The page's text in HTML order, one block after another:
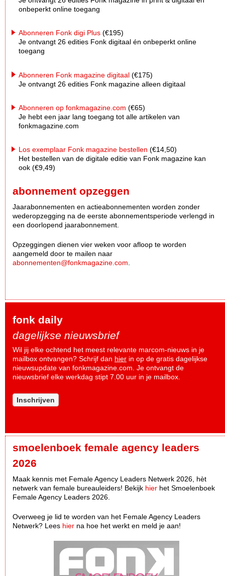
onbeperkt online toegang
Abonneren Fonk digi Plus (€195)
Je ontvangt 26 edities Fonk digitaal én onbeperkt online
toegang
Abonneren Fonk magazine digitaal (€175)
Je ontvangt 26 edities Fonk magazine alleen digitaal
Abonneren op fonkmagazine.com (€65)
Je hebt een jaar lang toegang tot alle artikelen van
fonkmagazine.com
Los exemplaar Fonk magazine bestellen (€14,50)
Het bestellen van de digitale editie van Fonk magazine kan
ook (€9,49)
abonnement opzeggen
Jaarabonnementen en actieabonnementen worden zonder
wederopzegging na de eerste abonnementsperiode verlengd in
een doorlopend jaarabonnement.
Opzeggingen dienen vier weken voor afloop te worden
aangemeld door te mailen naar
abonnementen@fonkmagazine.com
fonk daily
dagelijkse nieuwsbrief
Wil jij elke ochtend het meest relevante marcom-nieuws in je
mailbox ontvangen? Schrijf dan hier in op de gratis dagelijkse
nieuwsupdate van fonkmagazine.com. Je ontvangt de
nieuwsbrief elke werkdag stipt 7.00 uur in je mailbox.
Inschrijven
smoelenboek female agency leaders
2026
Maak kennis met Female Agency Leaders Netwerk 2026, hèt
netwerk van female bureauleiders! Bekijk hier het Smoelenboek
Female Agency Leaders 2026.
Overweeg je lid te worden van het Female Agency Leaders
Netwerk? Lees hier na hoe het werkt en meld je aan!